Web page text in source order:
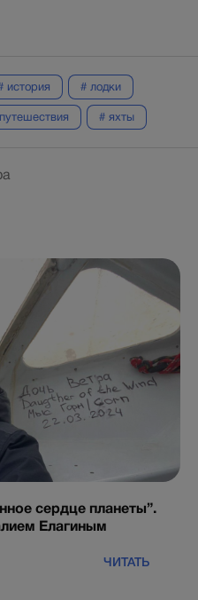
история # лодки
# яхты
сердце планеты”.
Елагиным
ЧИТАТЬ